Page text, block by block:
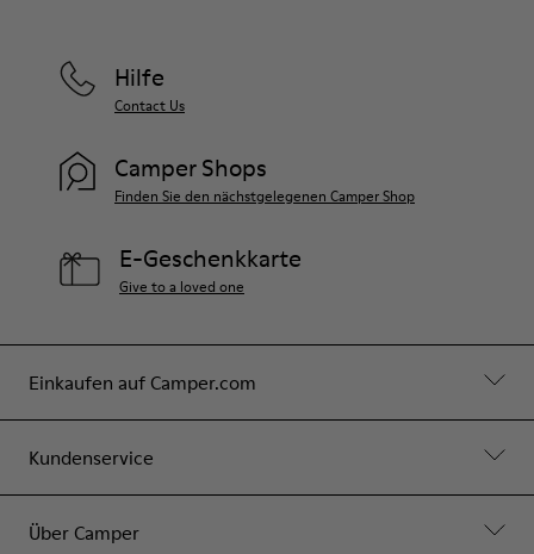
Einkaufen auf Camper.com
Kundenservice
Über Camper
Hilfe
Contact Us
Camper Shops
Finden Sie den nächstgelegenen Camper Shop
E-Geschenkkarte
Give to a loved one